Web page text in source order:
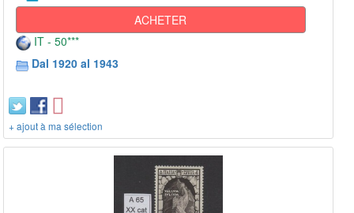
ACHETER
IT - 50***
Dal 1920 al 1943
+ ajout à ma sélection